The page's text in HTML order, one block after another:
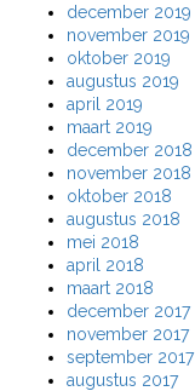
december 2019
november 2019
oktober 2019
augustus 2019
april 2019
maart 2019
december 2018
november 2018
oktober 2018
augustus 2018
mei 2018
april 2018
maart 2018
december 2017
november 2017
september 2017
augustus 2017